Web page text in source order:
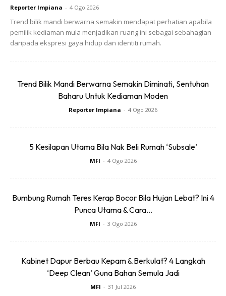
Reporter Impiana - 4 Ogo 2026
Trend bilik mandi berwarna semakin mendapat perhatian apabila
pemilik kediaman mula menjadikan ruang ini sebagai sebahagian
daripada ekspresi gaya hidup dan identiti rumah.
Trend Bilik Mandi Berwarna Semakin Diminati, Sentuhan
Baharu Untuk Kediaman Moden
Reporter Impiana - 4 Ogo 2026
5 Kesilapan Utama Bila Nak Beli Rumah ‘Subsale’
MFI - 4 Ogo 2026
Bumbung Rumah Teres Kerap Bocor Bila Hujan Lebat? Ini 4
Punca Utama & Cara...
MFI - 3 Ogo 2026
Kabinet Dapur Berbau Kepam & Berkulat? 4 Langkah
‘Deep Clean’ Guna Bahan Semula Jadi
MFI - 31 Jul 2026